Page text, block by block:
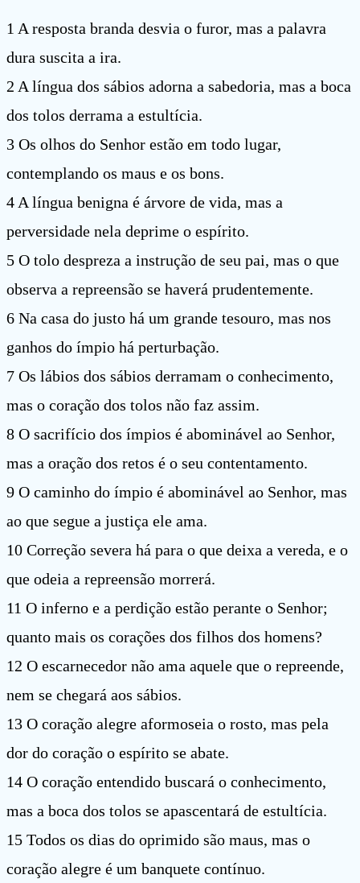
1 A resposta branda desvia o furor, mas a palavra
dura suscita a ira.
2 A língua dos sábios adorna a sabedoria, mas a boca
dos tolos derrama a estultícia.
3 Os olhos do Senhor estão em todo lugar,
contemplando os maus e os bons.
4 A língua benigna é árvore de vida, mas a
perversidade nela deprime o espírito.
5 O tolo despreza a instrução de seu pai, mas o que
observa a repreensão se haverá prudentemente.
6 Na casa do justo há um grande tesouro, mas nos
ganhos do ímpio há perturbação.
7 Os lábios dos sábios derramam o conhecimento,
mas o coração dos tolos não faz assim.
8 O sacrifício dos ímpios é abominável ao Senhor,
mas a oração dos retos é o seu contentamento.
9 O caminho do ímpio é abominável ao Senhor, mas
ao que segue a justiça ele ama.
10 Correção severa há para o que deixa a vereda, e o
que odeia a repreensão morrerá.
11 O inferno e a perdição estão perante o Senhor;
quanto mais os corações dos filhos dos homens?
12 O escarnecedor não ama aquele que o repreende,
nem se chegará aos sábios.
13 O coração alegre aformoseia o rosto, mas pela
dor do coração o espírito se abate.
14 O coração entendido buscará o conhecimento,
mas a boca dos tolos se apascentará de estultícia.
15 Todos os dias do oprimido são maus, mas o
coração alegre é um banquete contínuo.